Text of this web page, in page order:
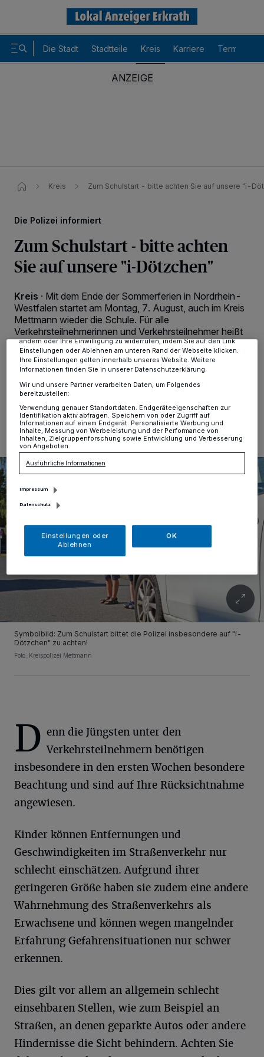
Die Stadt Stadtteile Kreis Karriere Termine
Kreis Zum Schulstart - bitte achten Sie auf unsere "i-
Die Polizei informiert
Zum Schulstart - bitte achten
Sie auf unsere "i-Dötzchen"
Kreis · Mit dem Ende der Sommerferien in Nordrhein-
Westfalen startet am Montag, 7. August, auch im Kreis
Mettmann wieder die Schule. Für alle
Verkehrsteilnehmerinnen und Verkehrsteilnehmer heißt
es somit in den kommenden Tagen: „Brems Dich!
Schule hat begonnen!“.
01.08.2023 , 12:31 Uhr Eine Minute Lesezeit
Symbolbild: Zum Schulstart bittet die Polizei insbesondere auf "i-
Dötzchen" zu achten!
Foto: Kreispolizei Mettmann
D enn die Jüngsten unter den
Verkehrsteilnehmern benötigen
insbesondere in den ersten Wochen besondere
Beachtung und sind auf Ihre Rücksichtnahme
angewiesen.
Kinder können Entfernungen und
Geschwindigkeiten im Straßenverkehr nur
schlecht einschätzen. Aufgrund ihrer
geringeren Größe haben sie zudem eine andere
Wahrnehmung des Straßenverkehrs als
Erwachsene und können wegen mangelnder
Erfahrung Gefahrensituationen nur schwer
erkennen.
Dies gilt vor allem an allgemein schlecht
einsehbaren Stellen, wie zum Beispiel an
Straßen, an denen geparkte Autos oder andere
Hindernisse die Sicht behindern. Achten Sie
Wir und unsere 218-Partner speichern und greifen auf
Tracking-Technologien für die unter „Wir und unsere Partner
verarbeiten Daten, um Ihnen Dienste bereitzustellen“ aufgeführten
Zwecke. Wenn Tracker deaktiviert sind, sind manche Inhalte und
Anzeigen möglicherweise nicht mehr so relevant für Sie. Sie können
dieses Menü jederzeit wieder aufrufen, um Ihre Einstellungen zu
ändern oder Ihre Einwilligung zu widerrufen, indem Sie auf den Link
Einstellungen oder Ablehnen am unteren Rand der Webseite klicken.
Ihre Einstellungen gelten innerhalb unseres Website. Weitere
Informationen finden Sie in unserer Datenschutzerklärung.
Wir und unsere Partner verarbeiten Daten, um Folgendes
bereitzustellen:
Verwendung genauer Standortdaten. Endgeräteeigenschaften zur
Identifikation aktiv abfragen. Speichern von oder Zugriff auf
Informationen auf einem Endgerät. Personalisierte Werbung und
Inhalte, Messung von Werbeleistung und der Performance von
Inhalten, Zielgruppenforschung sowie Entwicklung und Verbesserung
von Angeboten.
Ausführliche Informationen
Impressum
Datenschutz
Einstellungen oder
Ablehnen
OK